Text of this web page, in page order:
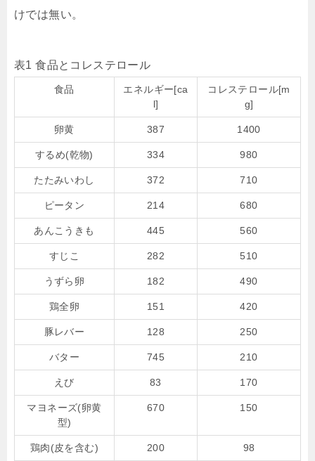
けでは無い。
表1 食品とコレステロール
食品
エネルギー[ca
l]
コレステロール[m
g]
卵黄 387 1400
するめ(乾物) 334 980
たたみいわし 372 710
ピータン 214 680
あんこうきも 445 560
すじこ 282 510
うずら卵 182 490
鶏全卵 151 420
豚レバー 128 250
バター 745 210
えび 83 170
マヨネーズ(卵黄
型)
670 150
鶏肉(皮を含む) 200 98